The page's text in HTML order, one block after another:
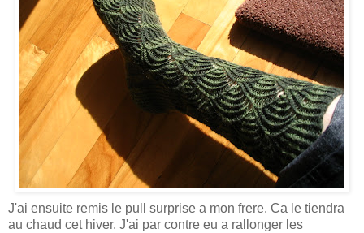
J'ai ensuite remis le pull surprise a mon frere. Ca le tiendra
au chaud cet hiver. J'ai par contre eu a rallonger les